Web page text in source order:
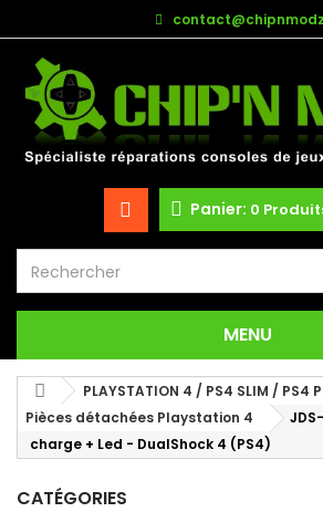
Panier: 0
MENU
PLAYSTATION 4 / PS4 SLIM / PS4
Pièces détachées Playstation 4
charge + Led - DualShock 4 (PS4)
CATÉGORIES